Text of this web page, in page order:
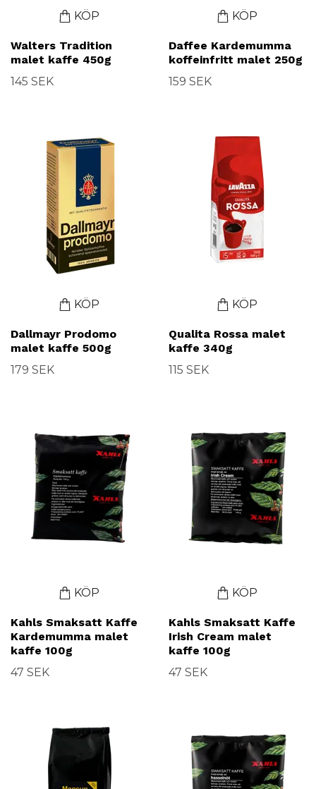
KÖP
Walters Tradition
malet kaffe 450g
145 SEK
KÖP
Daffee Kardemumma
koffeinfritt malet 250g
159 SEK
KÖP
Dallmayr Prodomo
malet kaffe 500g
179 SEK
KÖP
Qualita Rossa malet
kaffe 340g
115 SEK
KÖP
Kahls Smaksatt Kaffe
Kardemumma malet
kaffe 100g
47 SEK
KÖP
Kahls Smaksatt Kaffe
Irish Cream malet
kaffe 100g
47 SEK